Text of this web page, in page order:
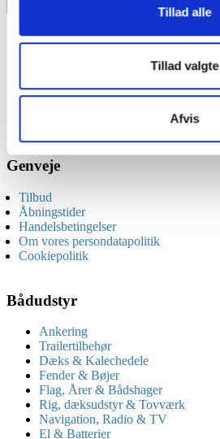
Tillad alle
Tillad valgte
Afvis
Beskrivelse
Glas (Reserve) til 82.0010 og 82.0030
Genveje
Tilbud
Åbningstider
Handelsbetingelser
Om vores persondatapolitik
Cookiepolitik
Bådudstyr
Ankering
Trailertilbehør
Dæks & Kalechedele
Fender & Bøjer
Flag, Årer & Bådshager
Rig, dæksudstyr & Tovværk
Navigation, Radio & TV
El & Batterier